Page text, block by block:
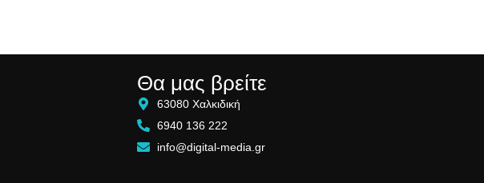
Θα μας βρείτε
63080 Χαλκιδική
6940 136 222
info@digital-media.gr